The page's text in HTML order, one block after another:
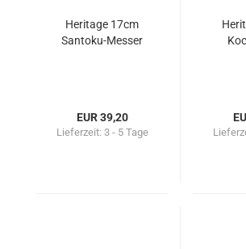
Heritage 17cm
Santoku-Messer
EUR 39,20
Lieferzeit: 3 - 5 Tage